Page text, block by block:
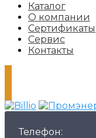
Каталог
О компании
Сертификаты
Сервис
Контакты
Телефон: